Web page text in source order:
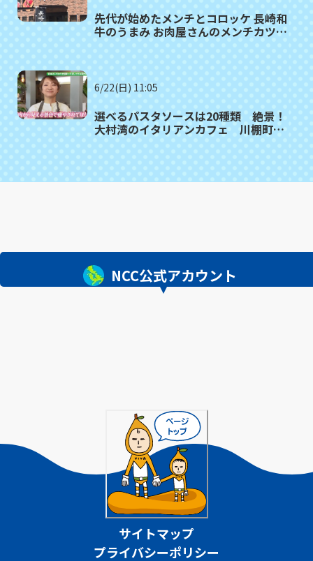
先代が始めたメンチとコロッケ 長崎和
牛のうまみ お肉屋さんのメンチカツ
6/22(日) 11:05
選べるパスタソースは20種類 絶景！
大村湾のイタリアンカフェ 川棚町
NCC公式アカウント
サイトマップ
プライバシーポリシー